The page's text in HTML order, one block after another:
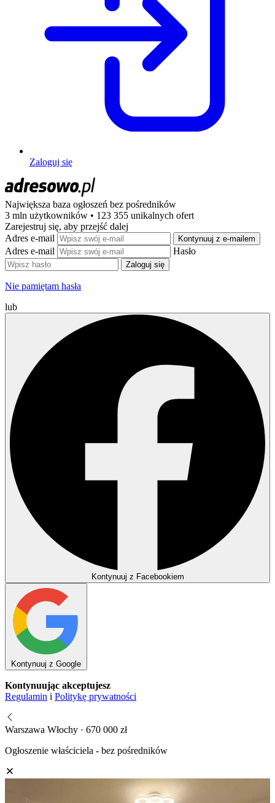
Zaloguj się
Największa baza ogłoszeń bez pośredników
3 mln użytkowników • 123 355 unikalnych ofert
Zarejestruj się, aby przejść dalej
Adres e-mail
Kontynuuj z e-mailem
Adres e-mail Hasło
Zaloguj się
Nie pamiętam hasła
lub
Kontynuuj z Facebookiem
Kontynuuj z Google
Kontynuując akceptujesz
Regulamin i Politykę prywatności
Warszawa Włochy · 670 000 zł
Ogłoszenie właściciela - bez pośredników